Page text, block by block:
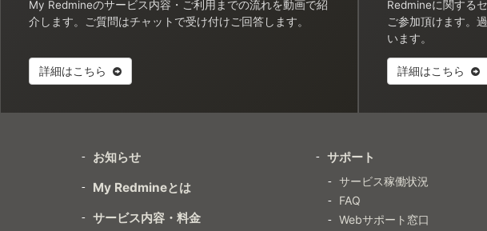
My Redmineのサービス内容・ご利用までの流れを動画で紹
介します。ご質問はチャットで受け付けご回答します。
詳細はこちら
Redmineに関する
ご参加頂けます。
います。
詳細はこちら
お知らせ
My Redmineとは
サービス内容・料金
サポート
サービス稼働状況
FAQ
Webサポート窓口